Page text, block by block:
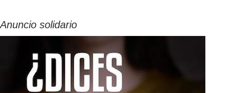
Anuncio solidario